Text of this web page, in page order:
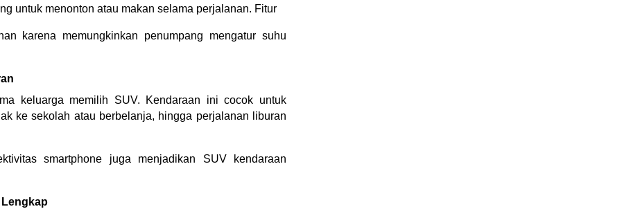
untuk menonton atau makan selama perjalanan. Fitur
karena memungkinkan penumpang mengatur suhu
keluarga memilih SUV. Kendaraan ini cocok untuk
ke sekolah atau berbelanja, hingga perjalanan liburan
smartphone juga menjadikan SUV kendaraan